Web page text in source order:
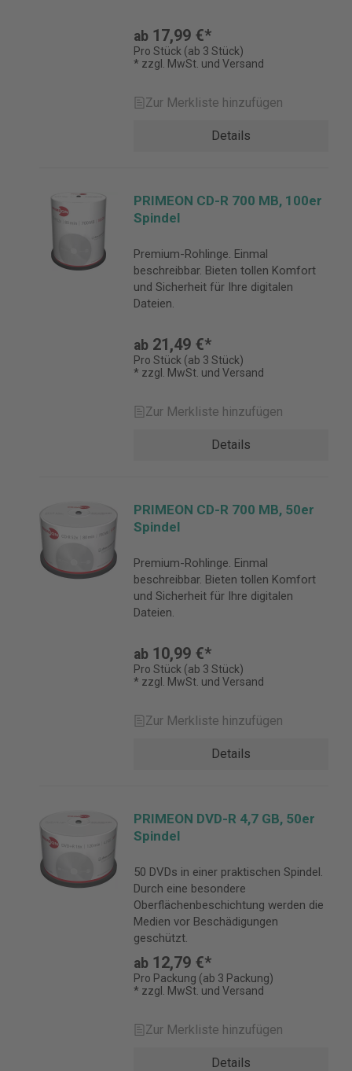
ab 17,99 €*
Pro Stück (ab 3 Stück)
* zzgl. MwSt. und Versand
Zur Merkliste hinzufügen
Details
PRIMEON CD-R 700 MB, 100er
Spindel
Premium-Rohlinge. Einmal
beschreibbar. Bieten tollen Komfort
und Sicherheit für Ihre digitalen
Dateien.
ab 21,49 €*
Pro Stück (ab 3 Stück)
* zzgl. MwSt. und Versand
Zur Merkliste hinzufügen
Details
PRIMEON CD-R 700 MB, 50er
Spindel
Premium-Rohlinge. Einmal
beschreibbar. Bieten tollen Komfort
und Sicherheit für Ihre digitalen
Dateien.
ab 10,99 €*
Pro Stück (ab 3 Stück)
* zzgl. MwSt. und Versand
Zur Merkliste hinzufügen
Details
PRIMEON DVD-R 4,7 GB, 50er
Spindel
50 DVDs in einer praktischen Spindel.
Durch eine besondere
Oberflächenbeschichtung werden die
Medien vor Beschädigungen
geschützt.
ab 12,79 €*
Pro Packung (ab 3 Packung)
* zzgl. MwSt. und Versand
Zur Merkliste hinzufügen
Details